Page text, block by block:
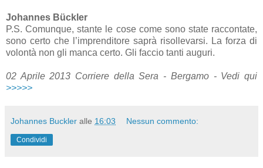
Johannes Bückler
P.S. Comunque, stante le cose come sono state raccontate,
sono certo che l’imprenditore saprà risollevarsi. La forza di
volontà non gli manca certo. Gli faccio tanti auguri.
02 Aprile 2013 Corriere della Sera - Bergamo - Vedi qui
>>>>>
Johannes Buckler alle 16:03 Nessun commento:
Condividi